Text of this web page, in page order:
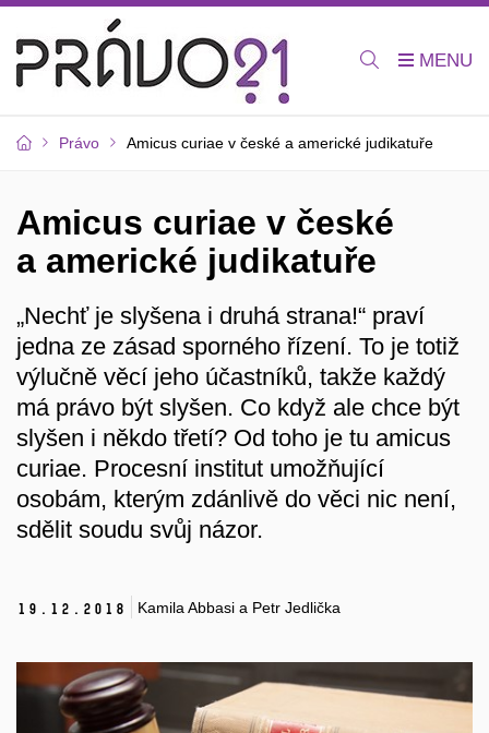
Právo Amicus curiae v české a americké judikatuře
Amicus curiae v české
a americké judikatuře
„Nechť je slyšena i druhá strana!“ praví
jedna ze zásad sporného řízení. To je totiž
výlučně věcí jeho účastníků, takže každý
má právo být slyšen. Co když ale chce být
slyšen i někdo třetí? Od toho je tu amicus
curiae. Procesní institut umožňující
osobám, kterým zdánlivě do věci nic není,
sdělit soudu svůj názor.
19. 12. 2018 Kamila Abbasi a Petr Jedlička